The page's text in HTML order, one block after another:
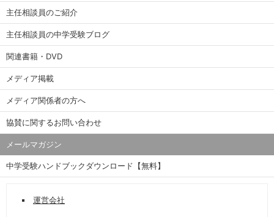
主任相談員のご紹介
主任相談員の中学受験ブログ
関連書籍・DVD
メディア掲載
メディア関係者の方へ
協賛に関するお問い合わせ
メールマガジン
中学受験ハンドブックダウンロード【無料】
運営会社